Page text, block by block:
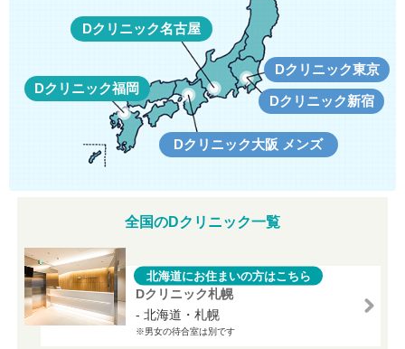
Dクリニック名古屋
Dクリニック福岡
Dクリニック東京
Dクリニック新宿
Dクリニック大阪 メンズ
全国のDクリニック一覧
北海道にお住まいの方はこちら
Dクリニック札幌
- 北海道・札幌
※男女の待合室は別です